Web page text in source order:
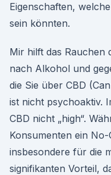
Eigenschaften,
sein könnten.
Mir hilft das Rauchen
nach Alkohol und
die Sie über CBD
ist nicht psychoaktiv.
CBD nicht „high“.
Konsumenten ein
insbesondere für die
signifikanten Vorteil,